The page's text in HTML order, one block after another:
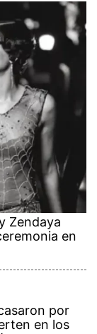
Zendaya
en
por
en los